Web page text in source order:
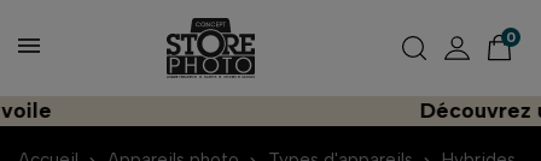
0
Découvrez une